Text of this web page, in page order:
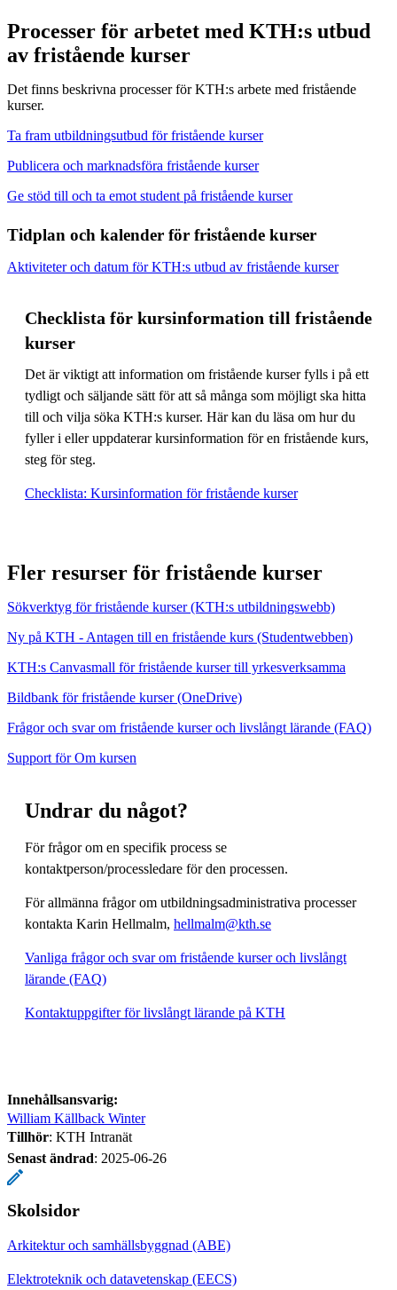
Processer för arbetet med KTH:s utbud
av fristående kurser
Det finns beskrivna processer för KTH:s arbete med fristående
kurser.
Ta fram utbildningsutbud för fristående kurser
Publicera och marknadsföra fristående kurser
Ge stöd till och ta emot student på fristående kurser
Tidplan och kalender för fristående kurser
Aktiviteter och datum för KTH:s utbud av fristående kurser
Checklista för kursinformation till fristående
kurser
Det är viktigt att information om fristående kurser fylls i på ett
tydligt och säljande sätt för att så många som möjligt ska hitta
till och vilja söka KTH:s kurser. Här kan du läsa om hur du
fyller i eller uppdaterar kursinformation för en fristående kurs,
steg för steg.
Checklista: Kursinformation för fristående kurser
Fler resurser för fristående kurser
Sökverktyg för fristående kurser (KTH:s utbildningswebb)
Ny på KTH - Antagen till en fristående kurs (Studentwebben)
KTH:s Canvasmall för fristående kurser till yrkesverksamma
Bildbank för fristående kurser (OneDrive)
Frågor och svar om fristående kurser och livslångt lärande (FAQ)
Support för Om kursen
Undrar du något?
För frågor om en specifik process se
kontaktperson/processledare för den processen.
För allmänna frågor om utbildningsadministrativa processer
kontakta Karin Hellmalm, hellmalm@kth.se
Vanliga frågor och svar om fristående kurser och livslångt
lärande (FAQ)
Kontaktuppgifter för livslångt lärande på KTH
Innehållsansvarig:
William Källback Winter
Tillhör: KTH Intranät
Senast ändrad: 2025-06-26
Skolsidor
Arkitektur och samhällsbyggnad (ABE)
Elektroteknik och datavetenskap (EECS)